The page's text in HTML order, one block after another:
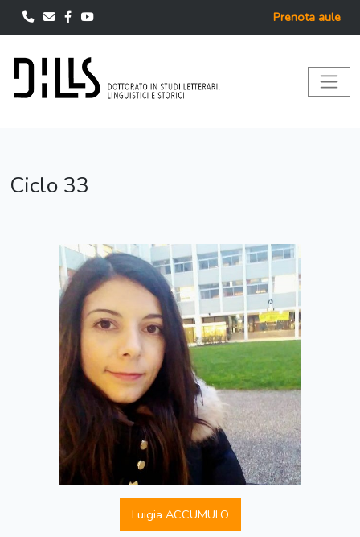
Prenota aule
Ciclo 33
Luigia ACCUMULO